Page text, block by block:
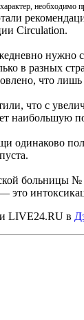
необходимо
Circulation.
нужно
в разных
что
что с
наибольшую
одинаково
больницы
это
LIVE24.RU в